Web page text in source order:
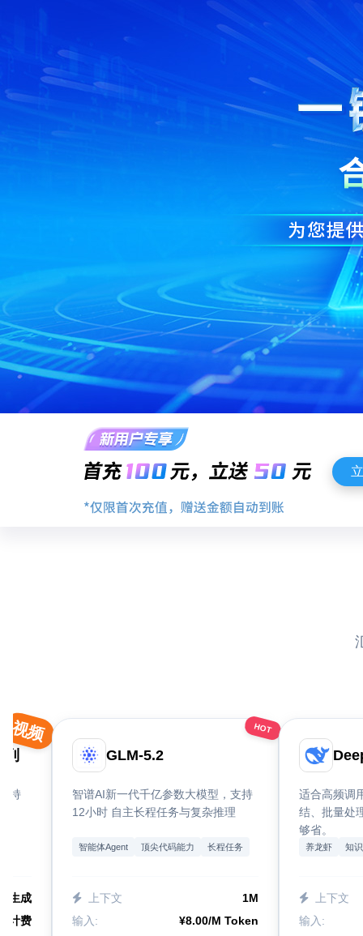
视频
持
生成
计费
HOT
GLM-5.2
智谱AI新一代千亿参数大模型，支持
12小时 自主长程任务与复杂推理
智能体Agent 顶尖代码能力 长程任务
上下文
1M
输入:
¥8.00/M Token
适合高频调
结、批量处
够省。
养龙虾 知
上下文
输入: